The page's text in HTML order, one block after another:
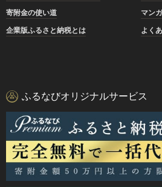
寄附金の使い道
マン
企業版ふるさと納税とは
よく
ふるなびオリジナルサービス